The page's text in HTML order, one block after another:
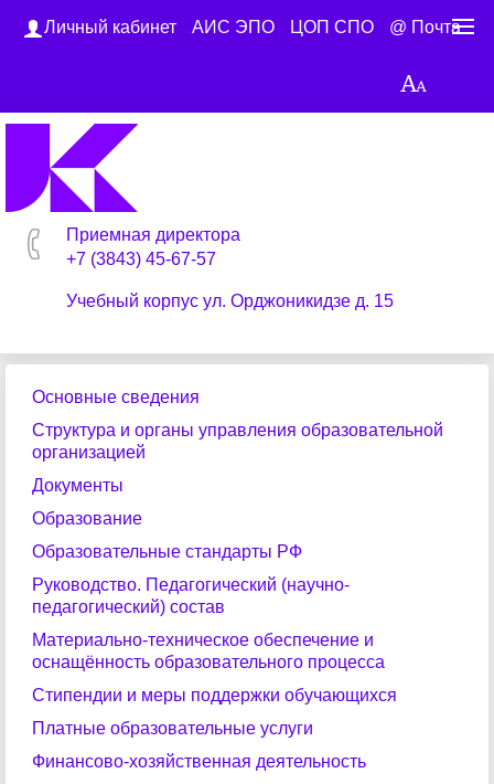
Личный кабинет АИС ЭПО ЦОП СПО @ Почта
Приемная директора
+7 (3843) 45-67-57
Учебный корпус ул. Орджоникидзе д. 15
Основные сведения
Структура и органы управления образовательной
организацией
Документы
Образование
Образовательные стандарты РФ
Руководство. Педагогический (научно-
педагогический) состав
Материально-техническое обеспечение и
оснащённость образовательного процесса
Стипендии и меры поддержки обучающихся
Платные образовательные услуги
Финансово-хозяйственная деятельность